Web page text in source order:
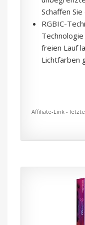
Schaffen
RGBIC-
freien Lauf
Lichtfarben
Affiliate-Link -